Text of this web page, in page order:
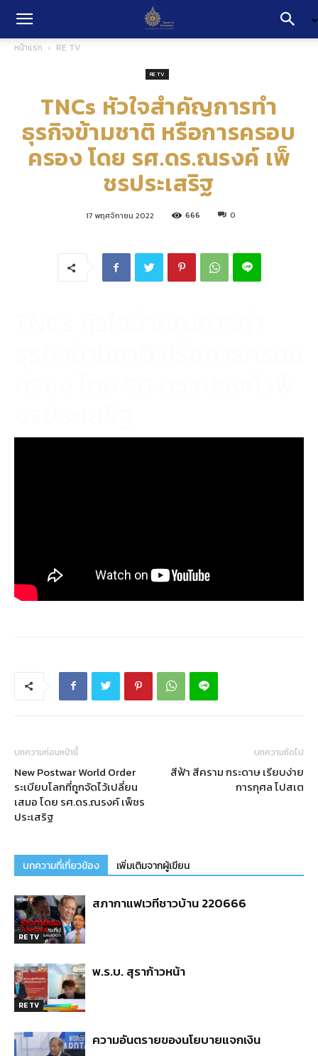
หน้าแรก RE TV
RE TV
TNCs หัวใจสำคัญการทำ
ธุรกิจข้ามชาติ หรือการครอบ
ครอง โดย รศ.ดร.ณรงค์ เพ็
ชรประเสริฐ
17 พฤศจิกายน 2022 666 0
บทความก่อนหน้านี้
New Postwar World Order
ระเบียบโลกที่ถูกจัดไว้เปลี่ยน
เสมอ โดย รศ.ดร.ณรงค์ เพ็ชร
ประเสริฐ
บทความถัดไป
สีฟ้า สีคราม กระดาษ เรียบง่าย
การกุศล โปสเต
บทความที่เกี่ยวข้อง เพิ่มเติมจากผู้เขียน
RE TV
สภากาแฟเวทีชาวบ้าน 220666
RE TV
พ.ร.บ. สุราก้าวหน้า
ความอันตรายของนโยบายแจกเงิน